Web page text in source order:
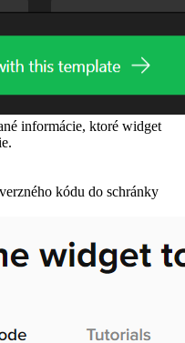
informácie, ktoré widget
kódu do schránky